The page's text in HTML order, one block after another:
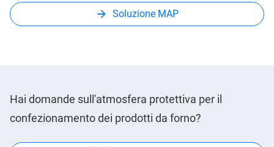
Soluzione MAP
Hai domande sull'atmosfera protettiva per il
confezionamento dei prodotti da forno?